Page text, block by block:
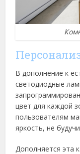
В дополнение к
светодиодные
цвет для каждой
пользователям
яркость, не
Дополняется эта